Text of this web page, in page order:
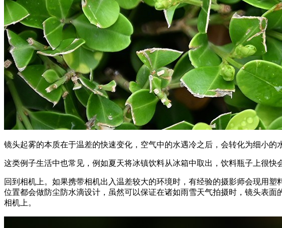
镜头起雾的本质在于温差的快速变化，空气中的水遇冷之后，会转化为细小的
这类例子生活中也常见，例如夏天将冰镇饮料从冰箱中取出，饮料瓶子上很快
回到相机上。如果携带相机出入温差较大的环境时，有经验的摄影师会现用
位置都会做防尘防水滴设计，虽然可以保证在诸如雨雪天气拍摄时，镜头表
相机上。